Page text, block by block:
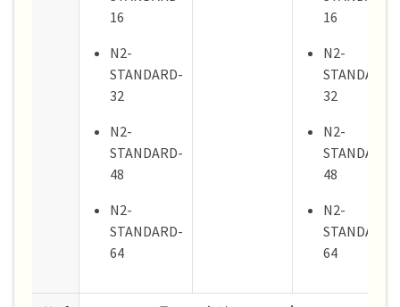
16
N2-
STANDARD-
32
N2-
STANDARD-
48
N2-
STANDARD-
64
16
N2-
STANDARD-
32
N2-
STANDARD-
48
N2-
STANDARD-
64